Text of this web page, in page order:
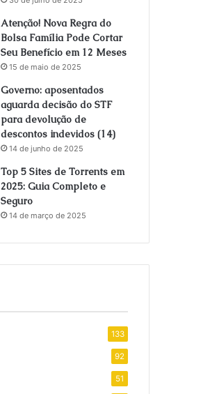
Atenção! Nova Regra do
Bolsa Família Pode Cortar
Seu Benefício em 12 Meses
15 de maio de 2025
Governo: aposentados
aguarda decisão do STF
para devolução de
descontos indevidos (14)
14 de junho de 2025
Top 5 Sites de Torrents em
2025: Guia Completo e
Seguro
14 de março de 2025
133
92
51